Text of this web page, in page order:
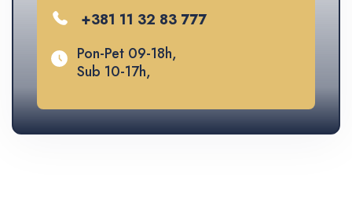
+381 11 32 83 777
Pon-Pet 09-18h,
Sub 10-17h,